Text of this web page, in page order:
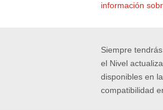
información
Siempre
el Nivel
disponibles en
compatibilidad